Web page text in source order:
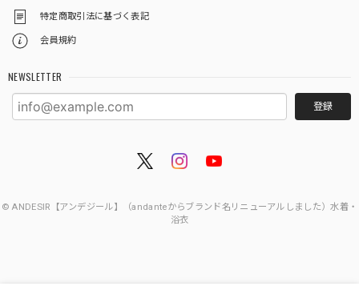
特定商取引法に基づく表記
会員規約
NEWSLETTER
登録
© ANDESIR【アンデジール】（andanteからブランド名リニューアルしました）水着・
浴衣